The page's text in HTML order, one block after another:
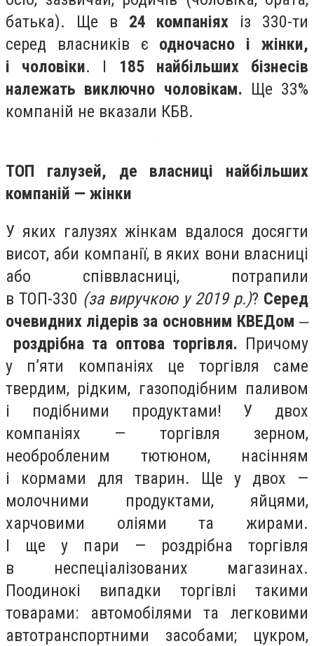
батька). Ще в 24 компаніях із 330-ти
серед власників є одночасно і жінки,
і чоловіки. І 185 найбільших бізнесів
належать виключно чоловікам. Ще 33%
компаній не вказали КБВ.
ТОП галузей, де власниці найбільших
компаній — жінки
У яких галузях жінкам вдалося досягти
висот, аби компанії, в яких вони власниці
або співвласниці, потрапили
в ТОП-330 (за виручкою у 2019 р.)? Серед
очевидних лідерів за основним КВЕДом ‒
роздрібна та оптова торгівля. Причому
у п’яти компаніях це торгівля саме
твердим, рідким, газоподібним паливом
і подібними продуктами! У двох
компаніях — торгівля зерном,
необробленим тютюном, насінням
і кормами для тварин. Ще у двох —
молочними продуктами, яйцями,
харчовими оліями та жирами.
І ще у пари — роздрібна торгівля
в неспеціалізованих магазинах.
Поодинокі випадки торгівлі такими
товарами: автомобілями та легковими
автотранспортними засобами; цукром,